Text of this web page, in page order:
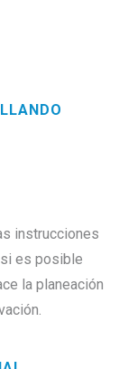
instrucciones
es posible
la planeación